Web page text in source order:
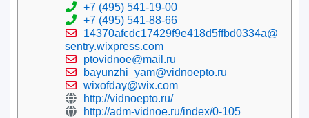
+7 (495) 541-19-00
+7 (495) 541-88-66
14370afcdc17429f9e418d5ffbd0334a@
sentry.wixpress.com
ptovidnoe@mail.ru
bayunzhi_yam@vidnoepto.ru
wixofday@wix.com
http://vidnoepto.ru/
http://adm-vidnoe.ru/index/0-105